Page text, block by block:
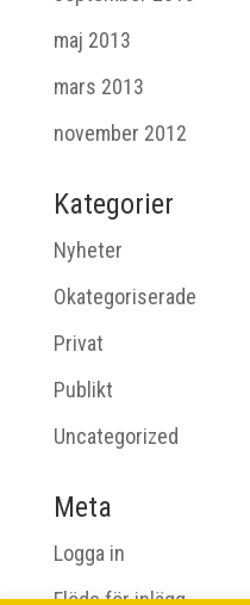
maj 2013
mars 2013
november 2012
Kategorier
Nyheter
Okategoriserade
Privat
Publikt
Uncategorized
Meta
Logga in
Flöde för inlägg